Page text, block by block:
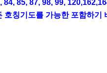
85, 87, 98, 99,
호칭기도를 가능한 포함하기